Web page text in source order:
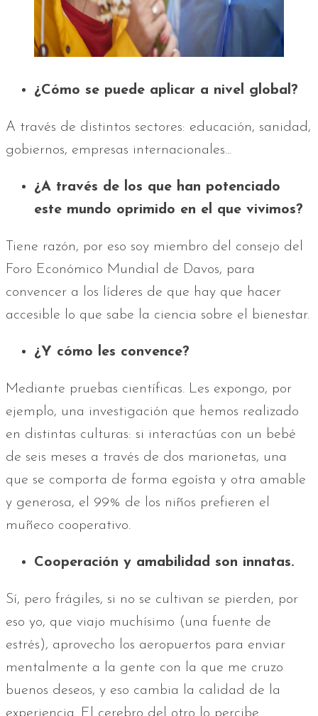
¿Cómo se puede aplicar a nivel global?
A través de distintos sectores: educación, sanidad,
gobiernos, empresas internacionales...
¿A través de los que han potenciado
este mundo oprimido en el que vivimos?
Tiene razón, por eso soy miembro del consejo del
Foro Económico Mundial de Davos, para
convencer a los líderes de que hay que hacer
accesible lo que sabe la ciencia sobre el bienestar.
¿Y cómo les convence?
Mediante pruebas científicas. Les expongo, por
ejemplo, una investigación que hemos realizado
en distintas culturas: si interactúas con un bebé
de seis meses a través de dos marionetas, una
que se comporta de forma egoísta y otra amable
y generosa, el 99% de los niños prefieren el
muñeco cooperativo.
Cooperación y amabilidad son innatas.
Sí, pero frágiles, si no se cultivan se pierden, por
eso yo, que viajo muchísimo (una fuente de
estrés), aprovecho los aeropuertos para enviar
mentalmente a la gente con la que me cruzo
buenos deseos, y eso cambia la calidad de la
experiencia. El cerebro del otro lo percibe.